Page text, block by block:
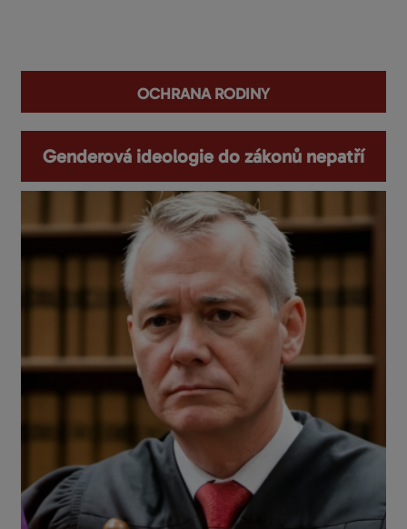
ochrana rodiny
Genderová ideologie do zákonů nepatří